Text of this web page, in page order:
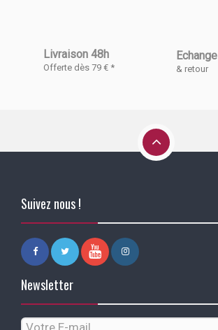
Livraison 48h
Offerte dès 79 € *
Echange
& retour
Suivez nous !
Newsletter